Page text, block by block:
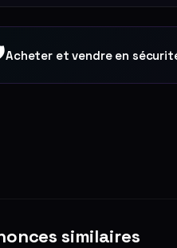
Acheter et vendre en
similaires